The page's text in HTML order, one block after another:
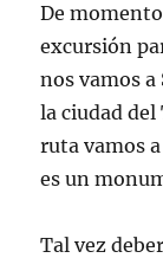
De
excursión
nos vamos a
la ciudad
ruta vamos
es un
Tal vez